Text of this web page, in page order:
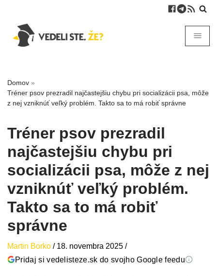
Domov »
Tréner psov prezradil najčastejšiu chybu pri socializácii psa, môže
z nej vzniknúť veľký problém. Takto sa to má robiť správne
Tréner psov prezradil
najčastejšiu chybu pri
socializácii psa, môže z nej
vzniknúť veľký problém.
Takto sa to má robiť
správne
Martin Borko / 18. novembra 2025 /
Pridaj si vedelisteze.sk do svojho Google feedu